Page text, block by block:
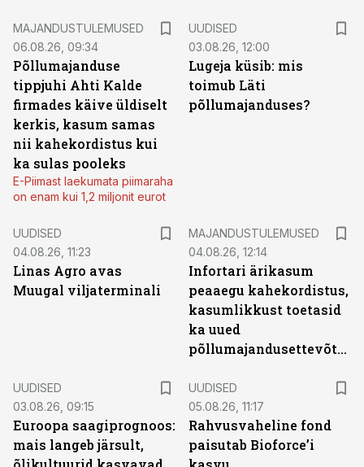
MAJANDUSTULEMUSED
06.08.26, 09:34
Põllumajanduse
tippjuhi Ahti Kalde
firmades käive üldiselt
kerkis, kasum samas
nii kahekordistus kui
ka sulas pooleks
E-Piimast laekumata piimaraha
on enam kui 1,2 miljonit eurot
UUDISED
03.08.26, 12:00
Lugeja küsib: mis
toimub Läti
põllumajanduses?
UUDISED
04.08.26, 11:23
Linas Agro avas
Muugal viljaterminali
MAJANDUSTULEMUSED
04.08.26, 12:14
Infortari ärikasum
peaaegu kahekordistus,
kasumlikkust toetasid
ka uued
põllumajandusettevõtted
UUDISED
03.08.26, 09:15
Euroopa saagiprognoos:
mais langeb järsult,
UUDISED
05.08.26, 11:17
Rahvusvaheline fond
paisutab Bioforce’i